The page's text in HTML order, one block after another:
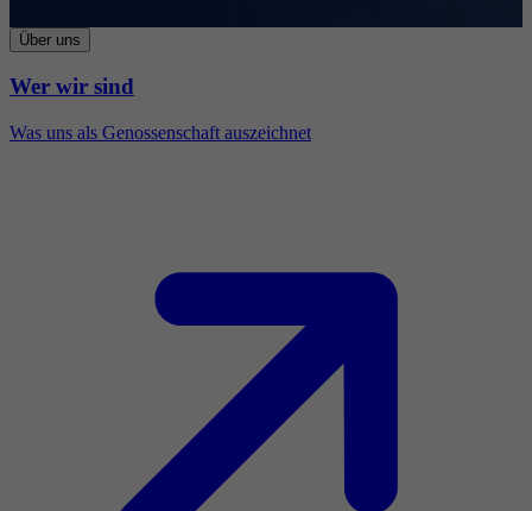
Über uns
Wer wir sind
Was uns als Genossenschaft auszeichnet